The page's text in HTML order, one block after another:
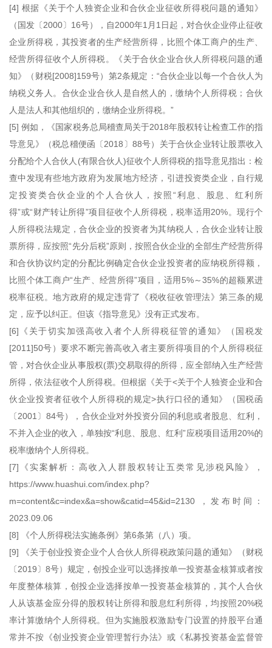
[4] 根据《关于个人独资企业和合伙企业征收所得税问题的通知》
（国发〔2000〕16号），自2000年1月1日起，对合伙企业停止征收
企业所得税，其投资者的生产经营所得，比照个体工商户的生产、
经营所得征收个人所得税。《关于合伙企业合伙人所得税问题的通
知》（财税[2008]159号）第2条规定：“合伙企业以每一个合伙人为
纳税义务人。合伙企业合伙人是自然人的，缴纳个人所得税；合伙
人是法人和其他组织的，缴纳企业所得税。”
[5] 例如，《国家税务总局稽查局关于2018年股权转让检查工作的指
导意见》（税总稽便函〔2018〕88号）关于合伙企业转让股票收入
分配给个人合伙人(有限合伙人)征收个人所得税的指导意见指出：检
查中发现有些地方政府为发展地方经济，引进投资类企业，自行规
定投资类合伙企业的个人合伙人，按照“利息、股息、红利所
得”或“财产转让所得”项目征收个人所得税，税率适用20%。现行个
人所得税法规定，合伙企业的投资者为其纳税人，合伙企业转让股
票所得，应按照“先分后税”原则，按照合伙企业的全部生产经营所得
和合伙协议约定的分配比例确定合伙企业投资者的应纳税所得额，
比照个体工商户“生产、经营所得”项目，适用5%～35%的超额累进
税率征税。地方政府的规定违背了《税收征收管理法》第三条的规
定，应予以纠正。但该《指导意见》没有正式发布。
[6]《关于切实加强高收入者个人所得税征管的通知》（国税发
[2011]50号）要求不断完善高收入者主要所得项目的个人所得税征
管，对合伙企业从事股权(票)交易取得的所得，应全部纳入生产经营
所得，依法征收个人所得税。但根据《关于<关于个人独资企业和合
伙企业投资者征收个人所得税的规定>执行口径的通知》（国税函
〔2001〕84号），合伙企业对外投资分回的利息或者股息、红利，
不并入企业的收入，单独按“利息、股息、红利”应税项目适用20%的
税率缴纳个人所得税。
[7]《实案解析：高收入人群股权转让五类常见涉税风险》，
https://www.huashui.com/index.php?
m=content&c=index&a=show&catid=45&id=2130 ，发布时间：
2023.09.06
[8] 《个人所得税法实施条例》第6条第（八）项。
[9] 《关于创业投资企业个人合伙人所得税政策问题的通知》（财税
〔2019〕8号）规定，创投企业可以选择按单一投资基金核算或者按
年度整体核算，创投企业选择按单一投资基金核算的，其个人合伙
人从该基金应分得的股权转让所得和股息红利所得，均按照20%税
率计算缴纳个人所得税。但为实施股权激励专门设置的持股平台通
常并不按《创业投资企业管理暂行办法》或《私募投资基金监督管